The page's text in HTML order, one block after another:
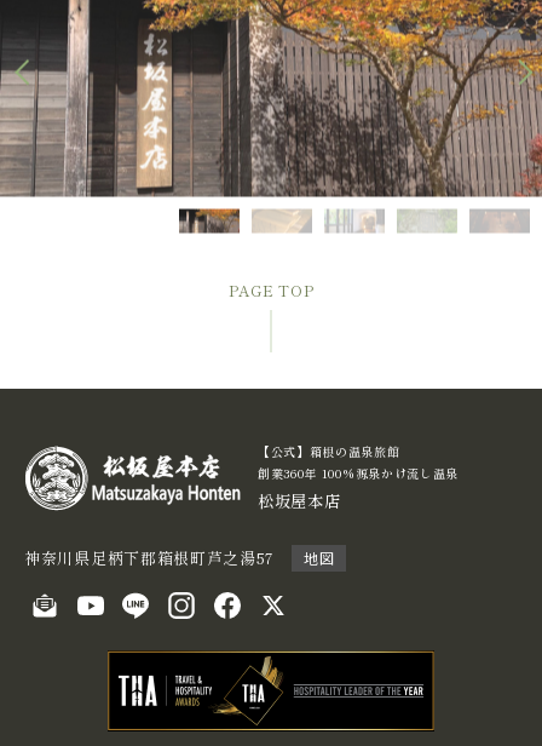
PAGE TOP
【公式】箱根の温泉旅館
創業360年 100%源泉かけ流し温泉
松坂屋本店
神奈川県足柄下郡箱根町芦之湯57 地図